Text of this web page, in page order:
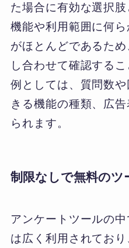
た場合に有効な選択肢
機能や利用範囲に何
がほとんどであるた
し合わせて確認する
例としては、質問数
きる機能の種類、広
られます。
制限なしで無料のツ
アンケートツールの
は広く利用されてお